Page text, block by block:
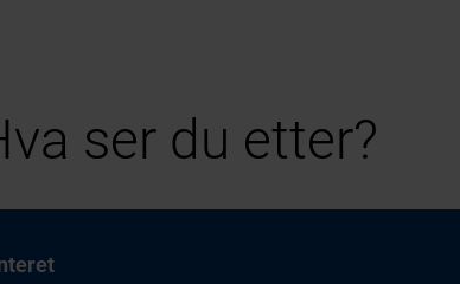
ser du etter?